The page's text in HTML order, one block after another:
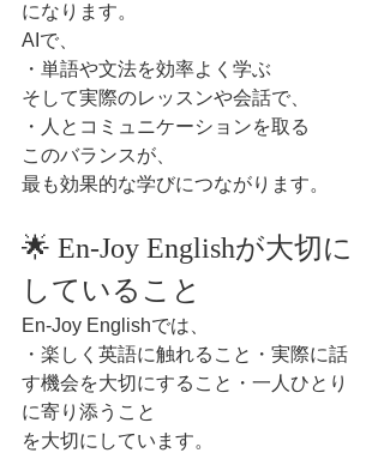
になります。
AIで、
・単語や文法を効率よく学ぶ
そして実際のレッスンや会話で、
・人とコミュニケーションを取る
このバランスが、
最も効果的な学びにつながります。
🌟 En-Joy Englishが大切に
していること
En-Joy Englishでは、
・楽しく英語に触れること・実際に話
す機会を大切にすること・一人ひとり
に寄り添うこと
を大切にしています。